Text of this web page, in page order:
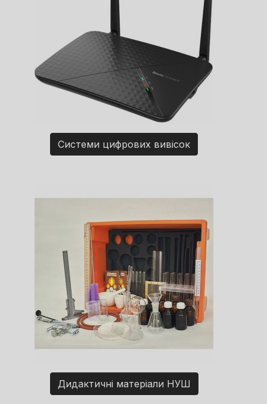
Системи цифрових вивісок
Дидактичні матеріали НУШ